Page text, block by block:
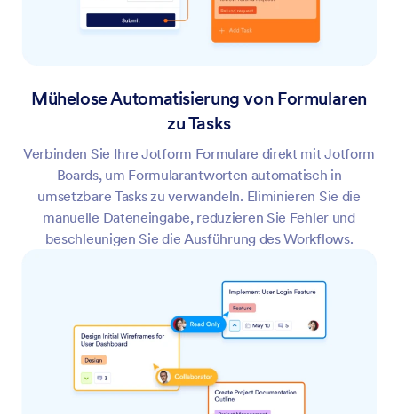
Mühelose Automatisierung von Formularen
zu Tasks
Verbinden Sie Ihre Jotform Formulare direkt mit Jotform
Boards, um Formularantworten automatisch in
umsetzbare Tasks zu verwandeln. Eliminieren Sie die
manuelle Dateneingabe, reduzieren Sie Fehler und
beschleunigen Sie die Ausführung des Workflows.